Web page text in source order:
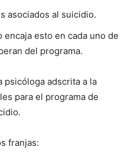
asociados al suicidio.
esto en cada uno de
del programa.
psicóloga adscrita a la
para el programa de
franjas: